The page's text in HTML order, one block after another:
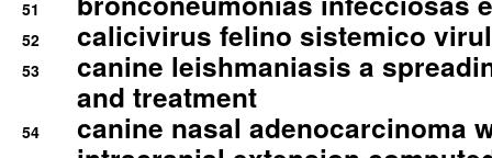
51
52 calicivirus felino sistemico
53
canine leishmaniasis a
and treatment
54
canine nasal adenocarcinoma